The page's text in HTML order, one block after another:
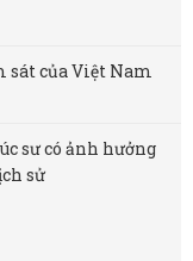
sát của Việt Nam
sư có ảnh hưởng
sử